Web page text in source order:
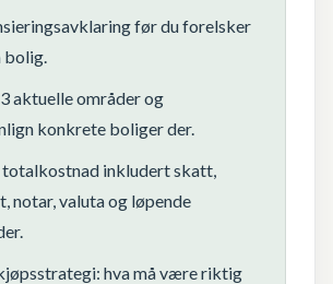
før du forelsker
bolig.
aktuelle områder og
konkrete boliger der.
totalkostnad inkludert skatt,
notar, valuta og løpende
hva må være riktig